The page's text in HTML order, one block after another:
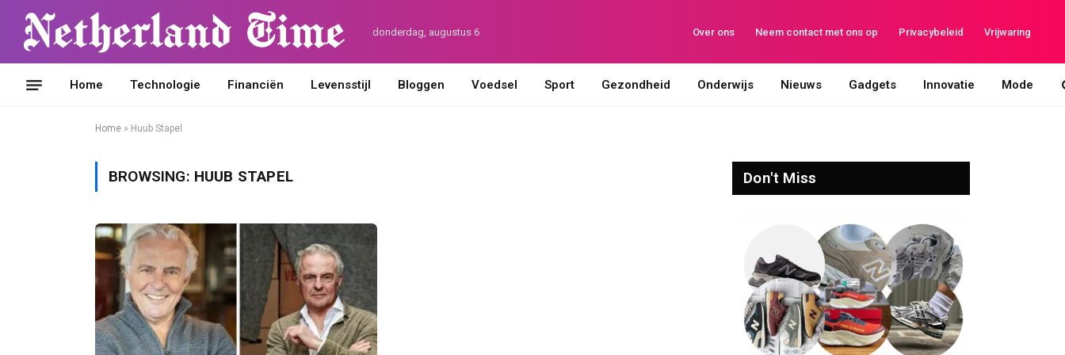
donderdag, augustus 6 Over ons Neem contact met ons op Privacybeleid Vrijwaring
Home Technologie Financiën Levensstijl Bloggen Voedsel Sport Gezondheid Onderwijs Nieuws Gadgets Innovatie Mode
Home » Huub Stapel
BROWSING: HUUB STAPEL Don't Miss